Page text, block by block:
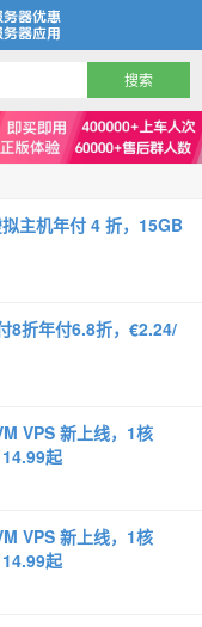
主机年付 4 折，15GB
8折年付6.8折，€2.24/
VPS 新上线，1核
起
VPS 新上线，1核
起